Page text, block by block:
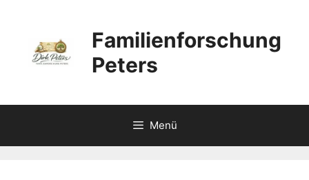
springen
Familienforschung
Peters
Menü